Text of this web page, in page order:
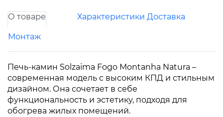
О товаре Характеристики Доставка
Монтаж
Печь-камин Solzaima Fogo Montanha Natura –
современная модель с высоким КПД и стильным
дизайном. Она сочетает в себе
функциональность и эстетику, подходя для
обогрева жилых помещений.